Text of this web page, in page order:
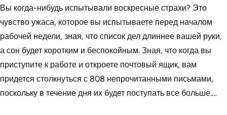
Вы когда-нибудь испытывали воскресные страхи? Это
чувство ужаса, которое вы испытываете перед началом
рабочей недели, зная, что список дел длиннее вашей руки,
а сон будет коротким и беспокойным. Зная, что когда вы
приступите к работе и откроете почтовый ящик, вам
придется столкнуться с 808 непрочитанными письмами,
поскольку в течение дня их будет поступать все больше.…